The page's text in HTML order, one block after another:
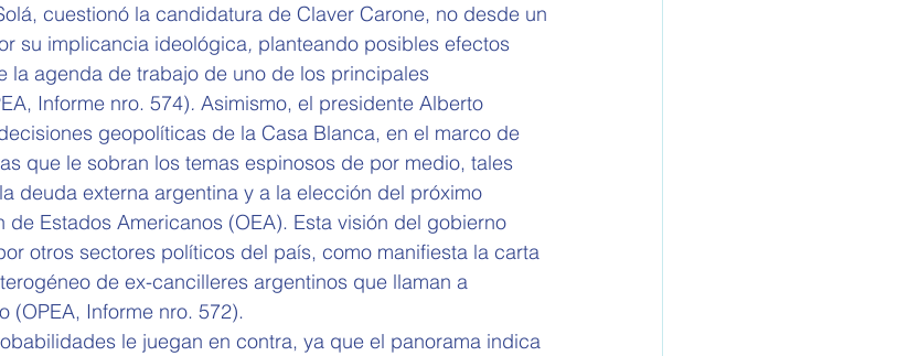
cuestionó la candidatura de Claver Carone, no desde un
su implicancia ideológica, planteando posibles efectos
la agenda de trabajo de uno de los principales
Informe nro. 574). Asimismo, el presidente Alberto
geopolíticas de la Casa Blanca, en el marco de
que le sobran los temas espinosos de por medio, tales
deuda externa argentina y a la elección del próximo
Estados Americanos (OEA). Esta visión del gobierno
otros sectores políticos del país, como manifiesta la carta
de ex-cancilleres argentinos que llaman a
(OPEA, Informe nro. 572).
le juegan en contra, ya que el panorama indica